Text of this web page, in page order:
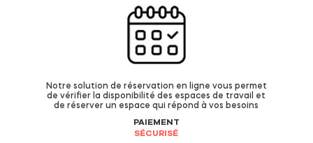
Notre solution de réservation en ligne vous permet
de vérifier la disponibilité des espaces de travail et
de réserver un espace qui répond à vos besoins
PAIEMENT
SÉCURISÉ